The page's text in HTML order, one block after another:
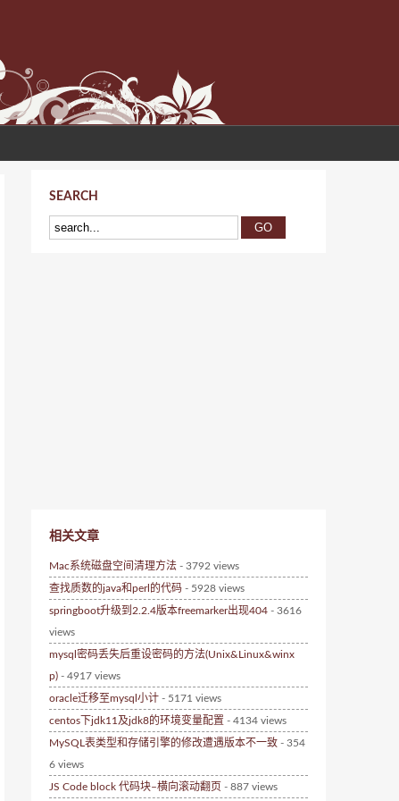
SEARCH
相关文章
Mac系统磁盘空间清理方法 - 3792 views
查找质数的java和perl的代码 - 5928 views
springboot升级到2.2.4版本freemarker出现404 - 3616
views
mysql密码丢失后重设密码的方法(Unix&Linux&winx
p) - 4917 views
oracle迁移至mysql小计 - 5171 views
centos下jdk11及jdk8的环境变量配置 - 4134 views
MySQL表类型和存储引擎的修改遭遇版本不一致 - 354
6 views
JS Code block 代码块–横向滚动翻页 - 887 views